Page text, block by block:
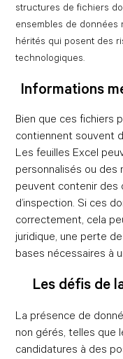
structures de fichiers
ensembles de données
hérités qui posent des
technologiques.
Informations
Bien que ces fichiers
contiennent souvent
Les feuilles Excel
personnalisés ou des
peuvent contenir des
d’inspection. Si ces
correctement, cela
juridique, une perte
bases nécessaires à
Les défis de
La présence de
non gérés, telles que
candidatures à des